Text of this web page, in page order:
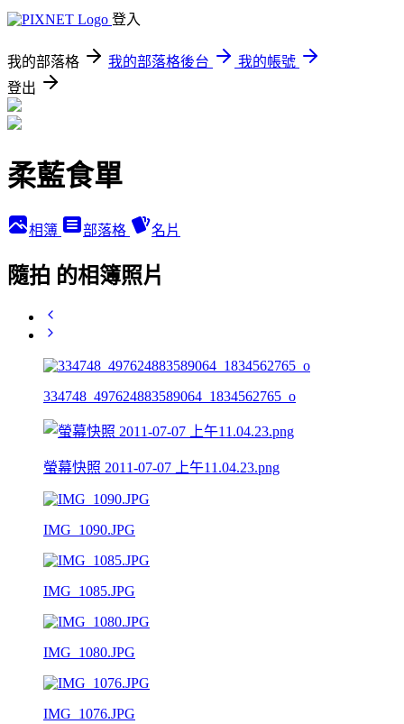
登入
我的部落格 我的部落格後台
我的帳號
登出
柔藍食單
相簿 部落格 名片
隨拍 的相簿照片
334748_497624883589064_1834562765_o
螢幕快照 2011-07-07 上午11.04.23.png
IMG_1090.JPG
IMG_1085.JPG
IMG_1080.JPG
IMG_1076.JPG